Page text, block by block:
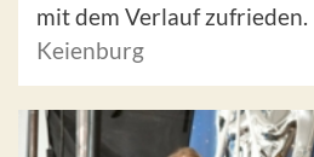
mit dem Verlauf zufrieden.
Keienburg